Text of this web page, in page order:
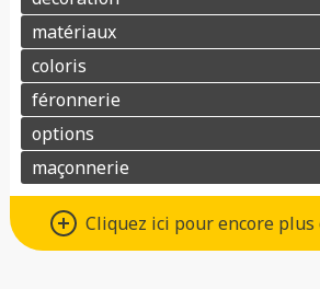
Cliquez ici pour encore
Différents types
Choisissez le système d’ouverture qui